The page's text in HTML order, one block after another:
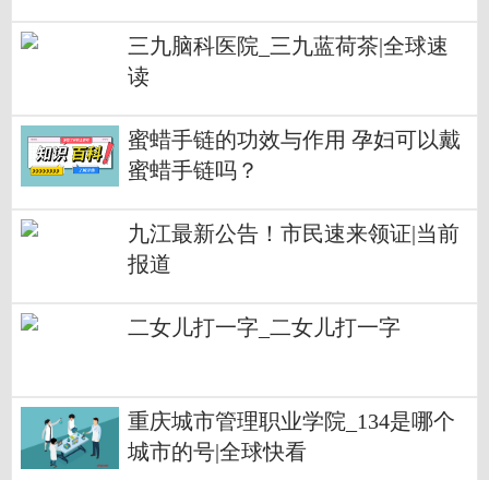
三九脑科医院_三九蓝荷茶|全球速
读
蜜蜡手链的功效与作用 孕妇可以戴
蜜蜡手链吗？
九江最新公告！市民速来领证|当前
报道
二女儿打一字_二女儿打一字
重庆城市管理职业学院_134是哪个
城市的号|全球快看